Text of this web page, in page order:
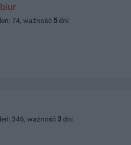
74, ważność 5 dni
346, ważność 3 dni